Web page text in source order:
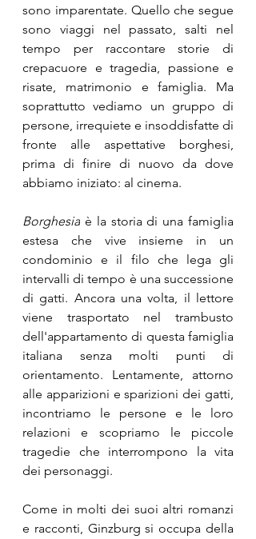
sono imparentate. Quello che segue
sono viaggi nel passato, salti nel
tempo per raccontare storie di
crepacuore e tragedia, passione e
risate, matrimonio e famiglia. Ma
soprattutto vediamo un gruppo di
persone, irrequiete e insoddisfatte di
fronte alle aspettative borghesi,
prima di finire di nuovo da dove
abbiamo iniziato: al cinema.
Borghesia è la storia di una famiglia
estesa che vive insieme in un
condominio e il filo che lega gli
intervalli di tempo è una successione
di gatti. Ancora una volta, il lettore
viene trasportato nel trambusto
dell'appartamento di questa famiglia
italiana senza molti punti di
orientamento. Lentamente, attorno
alle apparizioni e sparizioni dei gatti,
incontriamo le persone e le loro
relazioni e scopriamo le piccole
tragedie che interrompono la vita
dei personaggi.
Come in molti dei suoi altri romanzi
e racconti, Ginzburg si occupa della